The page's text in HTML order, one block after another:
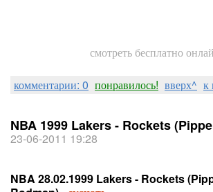
смотреть бесплатно
комментарии: 0 понравилось! вверх^ к
NBA 1999 Lakers - Rockets
23-06-2011 19:28
NBA 28.02.1999 Lakers - Rockets